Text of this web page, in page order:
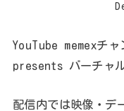
YouTube memexチ
presents バーチャル
配信内では映像・デ